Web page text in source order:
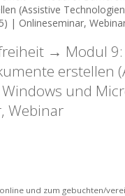
(Assistive
| Onlineseminar,
→ Modul 9:
erstellen
und
Webinar
und zum gebuchten/